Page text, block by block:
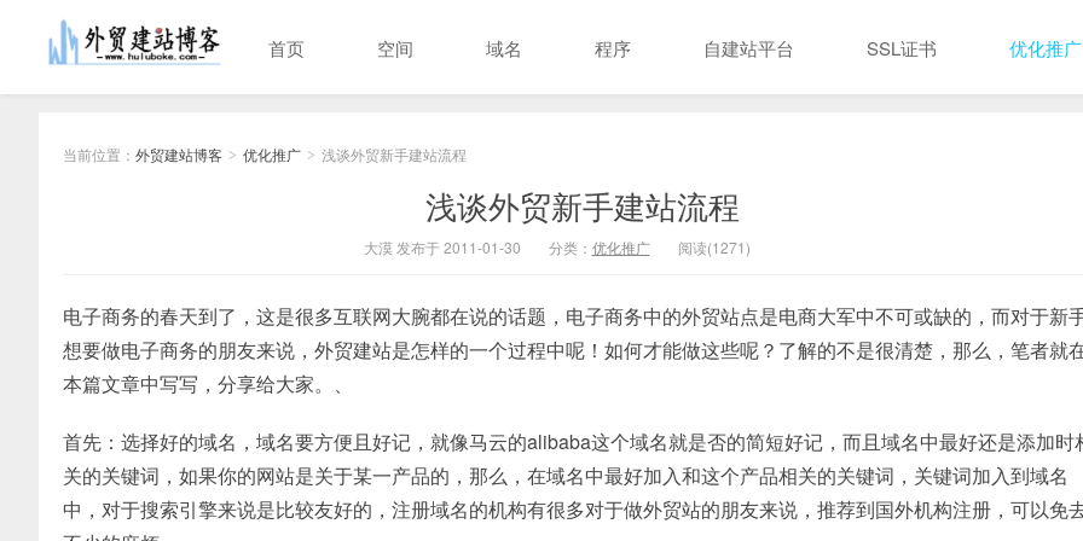
首页 空间 域名 程序 自建站平台 SSL证书 优化推广
当前位置： 外贸建站博客 > 优化推广 > 浅谈外贸新手建站流程
浅谈外贸新手建站流程
大漠 发布于 2011-01-30 分类： 优化推广 阅读(1271)
电子商务的春天到了，这是很多互联网大腕都在说的话题，电子商务中的外贸站点是电商大军中不可或缺的，而对于新
想要做电子商务的朋友来说，外贸建站是怎样的一个过程中呢！如何才能做这些呢？了解的不是很清楚，那么，笔者就
本篇文章中写写，分享给大家。、
首先：选择好的域名，域名要方便且好记，就像马云的alibaba这个域名就是否的简短好记，而且域名中最好还是添加时
关的关键词，如果你的网站是关于某一产品的，那么，在域名中最好加入和这个产品相关的关键词，关键词加入到域名
中，对于搜索引擎来说是比较友好的，注册域名的机构有很多对于做外贸站的朋友来说，推荐到国外机构注册，可以免